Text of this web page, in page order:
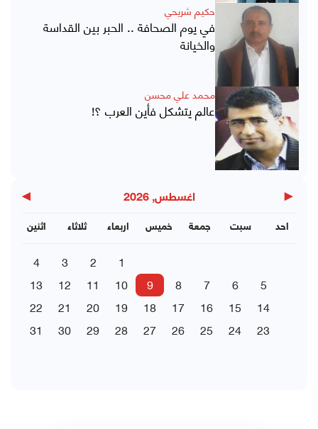
حكيم شريحي
في يوم الصحافة .. الحبر بين القداسة
والخيانة
محمد علي محسن
عالم يتشكل فأين العرب ؟!
◀ اغسطس, 2026 ▶
اثنين ثلاثاء اربعاء خميس جمعة سبت احد
1
2
3
4
5
6
7
8
9
10
11
12
13
14
15
16
17
18
19
20
21
22
23
24
25
26
27
28
29
30
31